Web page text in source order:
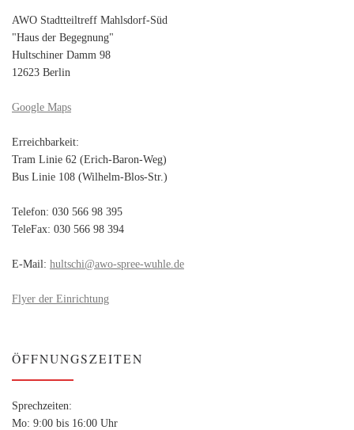
AWO Stadtteiltreff Mahlsdorf-Süd
"Haus der Begegnung"
Hultschiner Damm 98
12623 Berlin
Google Maps
Erreichbarkeit:
Tram Linie 62 (Erich-Baron-Weg)
Bus Linie 108 (Wilhelm-Blos-Str.)
Telefon: 030 566 98 395
TeleFax: 030 566 98 394
E-Mail: hultschi@awo-spree-wuhle.de
Flyer der Einrichtung
ÖFFNUNGSZEITEN
Sprechzeiten:
Mo: 9:00 bis 16:00 Uhr